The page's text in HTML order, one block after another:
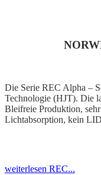
Die Serie REC Alpha –
Technologie (HJT). Die
Bleifreie Produktion,
Lichtabsorption, kein LID
weiterlesen REC...